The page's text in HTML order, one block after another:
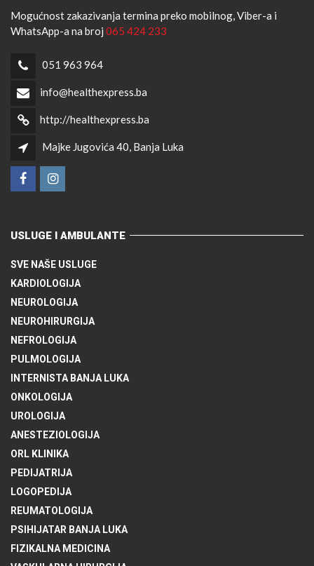
Mogućnost zakazivanja termina preko mobilnog, Viber-a i
WhatsApp-a na broj 065 424 233
051 963 964
info@healthexpress.ba
http://healthexpress.ba
Majke Jugovića 40, Banja Luka
USLUGE I AMBULANTE
SVE NAŠE USLUGE
KARDIOLOGIJA
NEUROLOGIJA
NEUROHIRURGIJA
NEFROLOGIJA
PULMOLOGIJA
INTERNISTA BANJA LUKA
ONKOLOGIJA
UROLOGIJA
ANESTEZIOLOGIJA
ORL KLINIKA
PEDIJATRIJA
LOGOPEDIJA
REUMATOLOGIJA
PSIHIJATAR BANJA LUKA
FIZIKALNA MEDICINA